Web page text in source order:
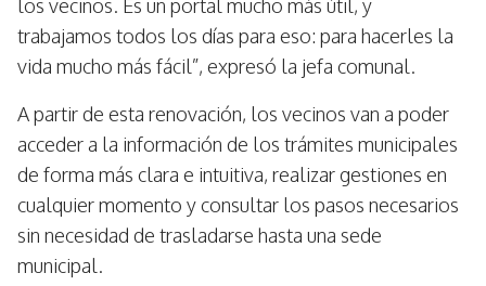
los vecinos. Es un portal mucho más útil, y
trabajamos todos los días para eso: para hacerles la
vida mucho más fácil”, expresó la jefa comunal.
A partir de esta renovación, los vecinos van a poder
acceder a la información de los trámites municipales
de forma más clara e intuitiva, realizar gestiones en
cualquier momento y consultar los pasos necesarios
sin necesidad de trasladarse hasta una sede
municipal.